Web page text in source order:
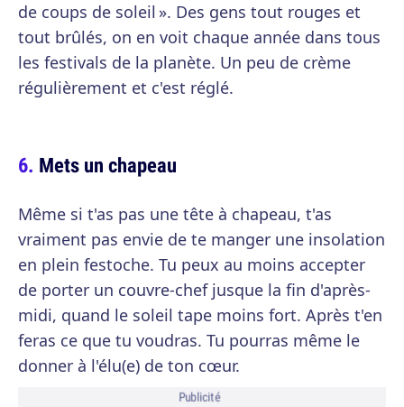
de coups de soleil ». Des gens tout rouges et
tout brûlés, on en voit chaque année dans tous
les festivals de la planète. Un peu de crème
régulièrement et c'est réglé.
Mets un chapeau
Même si t'as pas une tête à chapeau, t'as
vraiment pas envie de te manger une insolation
en plein festoche. Tu peux au moins accepter
de porter un couvre-chef jusque la fin d'après-
midi, quand le soleil tape moins fort. Après t'en
feras ce que tu voudras. Tu pourras même le
donner à l'élu(e) de ton cœur.
Publicité